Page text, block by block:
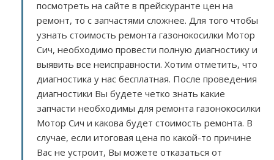
посмотреть на сайте в прейскуранте цен на
ремонт, то с запчастями сложнее. Для того чтобы
узнать стоимость ремонта газонокосилки Мотор
Сич, необходимо провести полную диагностику и
выявить все неисправности. Хотим отметить, что
диагностика у нас бесплатная. После проведения
диагностики Вы будете четко знать какие
запчасти необходимы для ремонта газонокосилки
Мотор Сич и какова будет стоимость ремонта. В
случае, если итоговая цена по какой-то причине
Вас не устроит, Вы можете отказаться от